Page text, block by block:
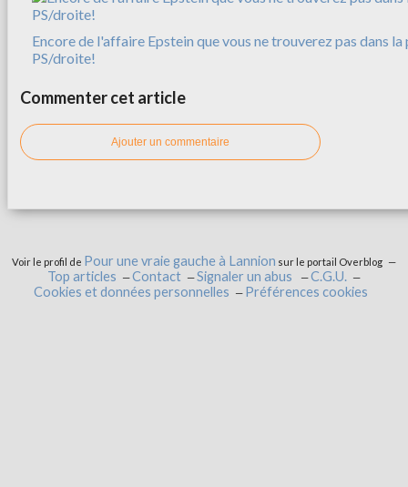
Encore de l'affaire Epstein que vous ne trouverez pas dans
PS/droite!
Commenter cet article
Ajouter un commentaire
Voir le profil de Pour une vraie gauche à Lannion sur le portail Overblog
Top articles Contact Signaler un abus
C.G.U.
Cookies et données personnelles
Préférences cookies